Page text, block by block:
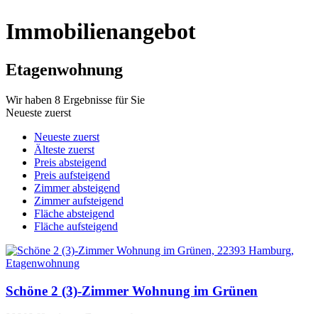
Immobilien­angebot
Etagenwohnung
Wir haben 8 Ergebnisse für Sie
Neueste zuerst
Neueste zuerst
Älteste zuerst
Preis absteigend
Preis aufsteigend
Zimmer absteigend
Zimmer aufsteigend
Fläche absteigend
Fläche aufsteigend
Schöne 2 (3)-Zimmer Wohnung im Grünen